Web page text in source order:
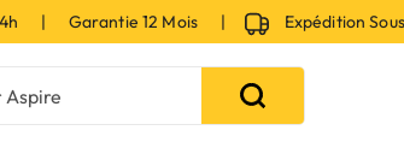
| Garantie 12 Mois | Expédition Sous